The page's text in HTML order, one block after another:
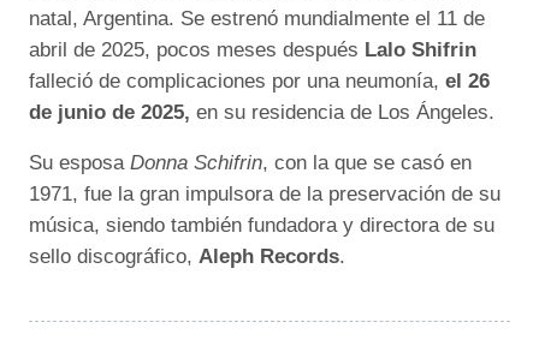
natal, Argentina. Se estrenó mundialmente el 11 de
abril de 2025, pocos meses después Lalo Shifrin
falleció de complicaciones por una neumonía, el 26
de junio de 2025, en su residencia de Los Ángeles.
Su esposa Donna Schifrin, con la que se casó en
1971, fue la gran impulsora de la preservación de su
música, siendo también fundadora y directora de su
sello discográfico, Aleph Records.